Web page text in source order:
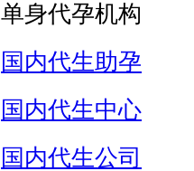
单身代孕机构
国内代生助孕
国内代生中心
国内代生公司